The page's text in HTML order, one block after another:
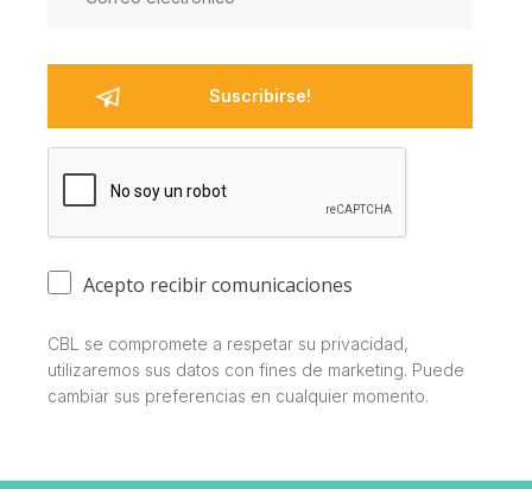
Acepto recibir comunicaciones
CBL se compromete a respetar su privacidad,
utilizaremos sus datos con fines de marketing. Puede
cambiar sus preferencias en cualquier momento.